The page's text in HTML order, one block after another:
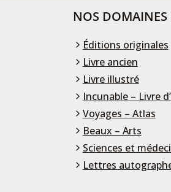
NOS DOMAINES
Éditions originales
Livre ancien
Livre illustré
Incunable – Livre
Voyages – Atlas
Beaux – Arts
Sciences et
Lettres